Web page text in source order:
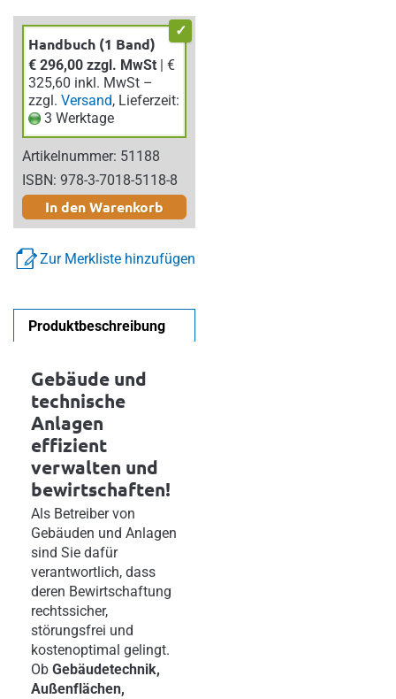
Handbuch (1 Band)
€ 296,00 zzgl. MwSt
325,60 inkl. MwSt –
zzgl. Versand, Lieferzeit:
3 Werktage
Artikelnummer: 51188
ISBN: 978-3-7018-5118-8
In den Warenkorb
Zur Merkliste hinzufügen
Produktbeschreibung
Gebäude und
technische
Anlagen
effizient
verwalten und
bewirtschaften!
Als Betreiber von
Gebäuden und Anlagen
sind Sie dafür
verantwortlich, dass
deren Bewirtschaftung
rechtssicher,
störungsfrei und
kostenoptimal gelingt.
Ob Gebäudetechnik,
Außenflächen,